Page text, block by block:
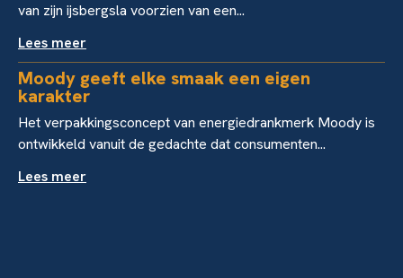
van zijn ijsbergsla voorzien van een...
Lees meer
Moody geeft elke smaak een eigen
karakter
Het verpakkingsconcept van energiedrankmerk Moody is
ontwikkeld vanuit de gedachte dat consumenten...
Lees meer